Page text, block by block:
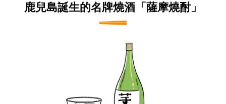
鹿兒島誕生的名牌燒酒「薩摩燒酎」